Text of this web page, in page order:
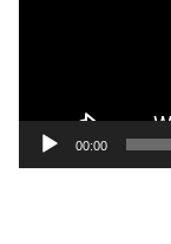
00:00